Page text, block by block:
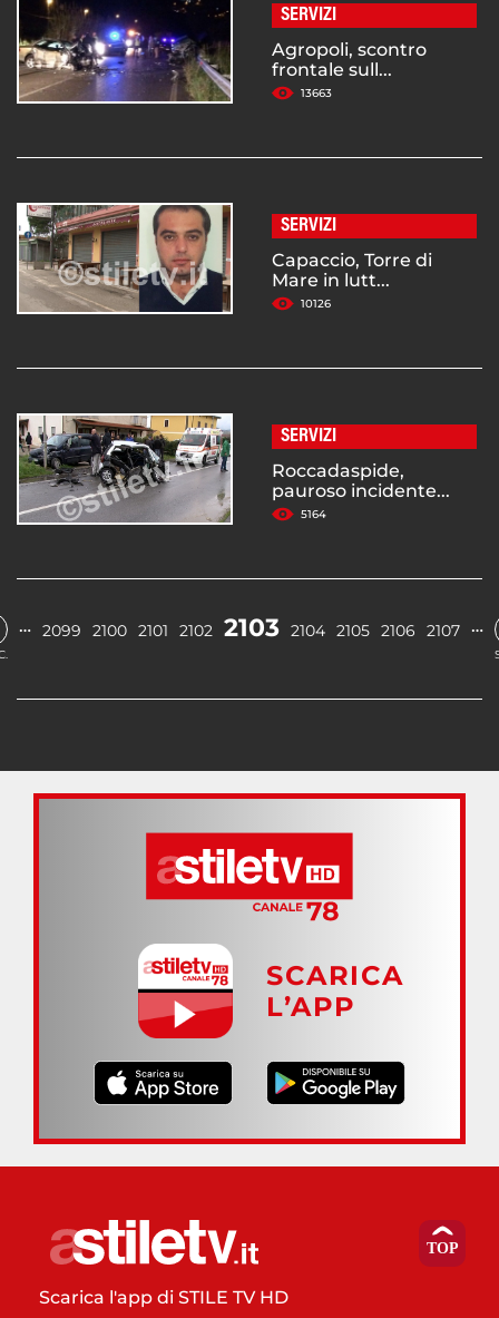
SERVIZI
Agropoli, scontro
frontale sull...
13663
SERVIZI
Capaccio, Torre di
Mare in lutt...
10126
SERVIZI
Roccadaspide,
pauroso incidente...
5164
… 2099 2100 2101 2102 2103 2104 2105 2106 2107 …
SCARICA
L’APP
Scarica l'app di STILE TV HD